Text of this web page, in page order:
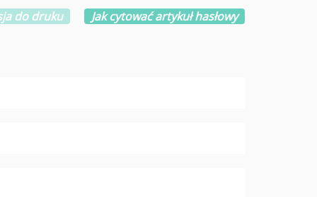
do druku Jak cytować artykuł hasłowy